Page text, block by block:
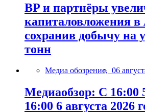
BP и партнёры
капиталовложения
сохранив добычу на
тонн
Медиа обозрение, 06
Медиаобзор: С 16:00
16:00 6 августа 2026